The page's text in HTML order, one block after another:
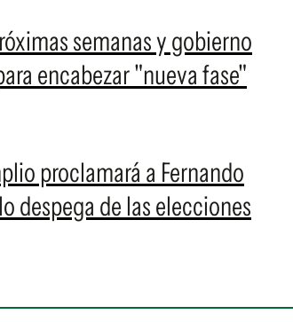
semanas y gobierno
encabezar "nueva fase"
proclamará a Fernando
despega de las elecciones